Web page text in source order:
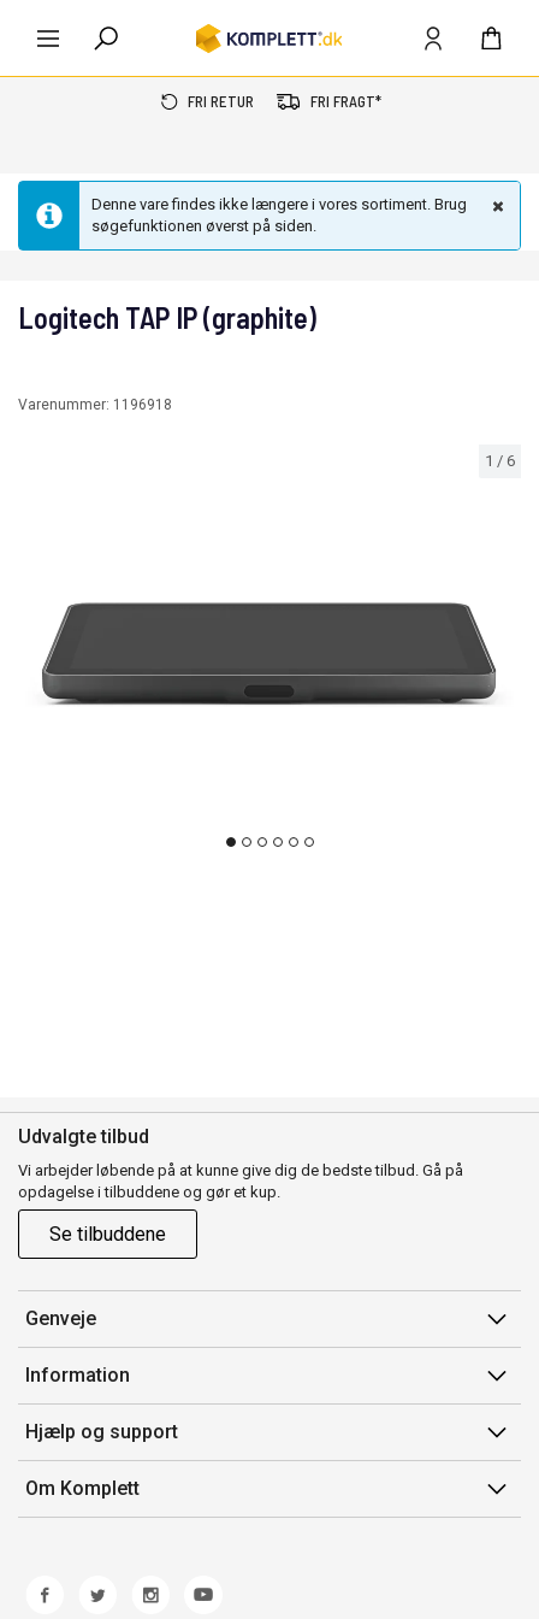
FRI RETUR FRI FRAGT*
Denne vare findes ikke længere i vores sortiment. Brug
søgefunktionen øverst på siden.
1 / 6
Logitech TAP IP (graphite)
Varenummer: 1196918
Udvalgte tilbud
Vi arbejder løbende på at kunne give dig de bedste tilbud. Gå på
opdagelse i tilbuddene og gør et kup.
Se tilbuddene
Genveje
Min side
Ordrehistorik
Gavekort
Information
Salgsbetingelser
Mærker/producent
Fortrydelsesret
Hjælp og support
Kontakt os
Kundeservice
Fejl/Mangler
Om Komplett